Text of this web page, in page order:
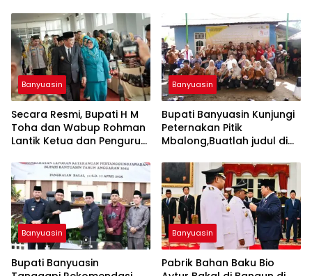
menarik
Banyuasin
Secara Resmi, Bupati H M
Toha dan Wabup Rohman
Lantik Ketua dan Pengurus
2025,Buatlah judul di
samping menjadi lebih
menarik
Banyuasin
Bupati Banyuasin Kunjungi
Peternakan Pitik
Mbalong,Buatlah judul di
menarik
Banyuasin
Bupati Banyuasin
Banyuasin
Pabrik Bahan Baku Bio